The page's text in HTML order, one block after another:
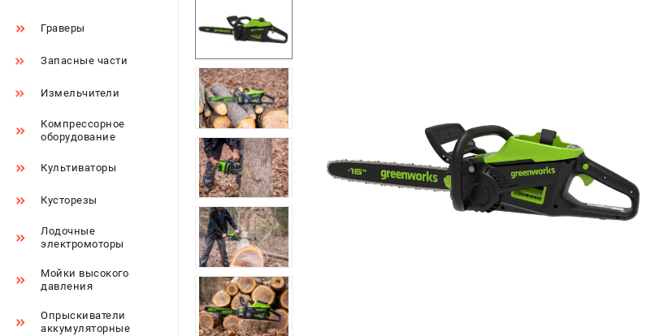
Граверы
Запасные части
Измельчители
Компрессорное
оборудование
Культиваторы
Кусторезы
Лодочные
электромоторы
Мойки высокого
давления
Опрыскиватели
аккумуляторные